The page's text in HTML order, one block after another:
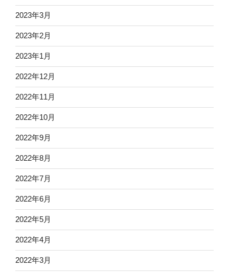
2023年3月
2023年2月
2023年1月
2022年12月
2022年11月
2022年10月
2022年9月
2022年8月
2022年7月
2022年6月
2022年5月
2022年4月
2022年3月